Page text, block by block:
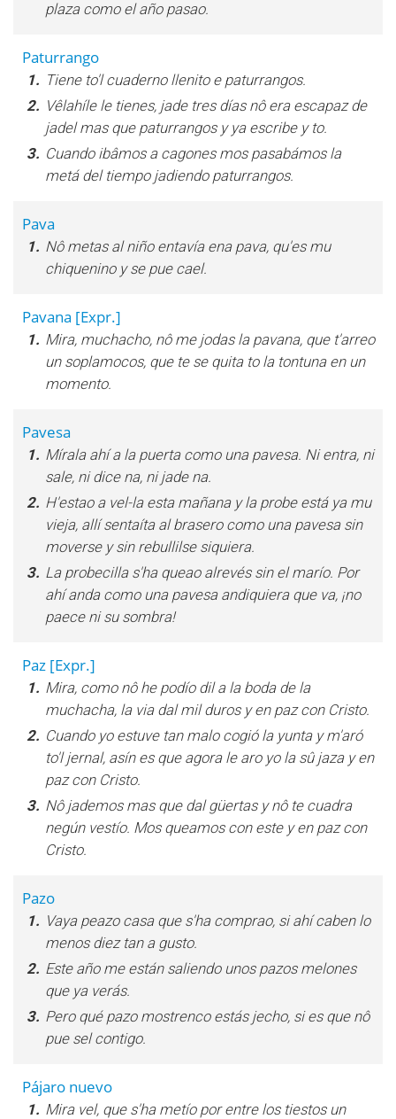
plaza como el año pasao.
Paturrango
1. Tiene to'l cuaderno llenito e paturrangos.
2. Vêlahíle le tienes, jade tres días nô era escapaz de
jadel mas que paturrangos y ya escribe y to.
3. Cuando ibâmos a cagones mos pasabámos la
metá del tiempo jadiendo paturrangos.
Pava
1. Nô metas al niño entavía ena pava, qu'es mu
chiquenino y se pue cael.
Pavana [Expr.]
1. Mira, muchacho, nô me jodas la pavana, que t'arreo
un soplamocos, que te se quita to la tontuna en un
momento.
Pavesa
1. Mírala ahí a la puerta como una pavesa. Ni entra, ni
sale, ni dice na, ni jade na.
2. H'estao a vel-la esta mañana y la probe está ya mu
vieja, allí sentaíta al brasero como una pavesa sin
moverse y sin rebullilse siquiera.
3. La probecilla s'ha queao alrevés sin el marío. Por
ahí anda como una pavesa andiquiera que va, ¡no
paece ni su sombra!
Paz [Expr.]
1. Mira, como nô he podío dil a la boda de la
muchacha, la via dal mil duros y en paz con Cristo.
2. Cuando yo estuve tan malo cogió la yunta y m'aró
to'l jernal, asín es que agora le aro yo la sû jaza y en
paz con Cristo.
3. Nô jademos mas que dal güertas y nô te cuadra
negún vestío. Mos queamos con este y en paz con
Cristo.
Pazo
1. Vaya peazo casa que s'ha comprao, si ahí caben lo
menos diez tan a gusto.
2. Este año me están saliendo unos pazos melones
que ya verás.
3. Pero qué pazo mostrenco estás jecho, si es que nô
pue sel contigo.
Pájaro nuevo
1. Mira vel, que s'ha metío por entre los tiestos un